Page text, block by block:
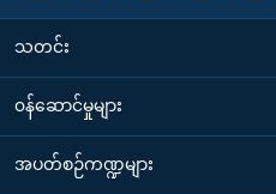
သတင်း
၀န်ဆောင်မှုများ
အပတ်စဉ်ကဏ္ဍများ